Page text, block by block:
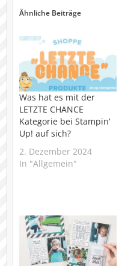
Ähnliche Beiträge
Was hat es mit der
LETZTE CHANCE
Kategorie bei Stampin‘
Up! auf sich?
2. Dezember 2024
In "Allgemein"